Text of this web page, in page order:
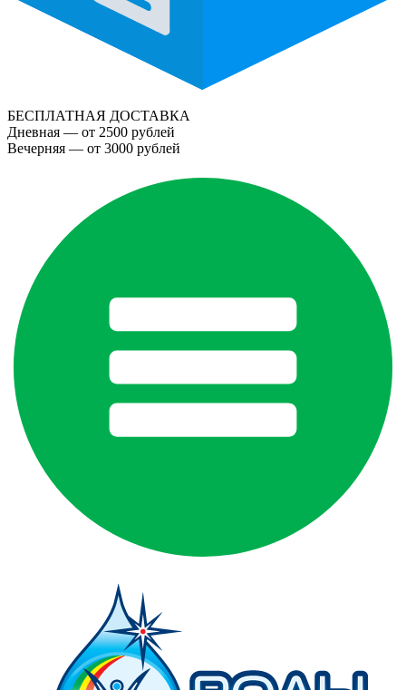
БЕСПЛАТНАЯ ДОСТАВКА
Дневная — от 2500 рублей
Вечерняя — от 3000 рублей